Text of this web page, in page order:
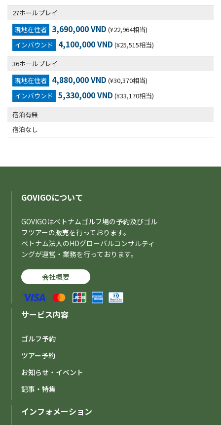
27ホールプレイ
現地在住者 3,690,000 VND (¥22,964相当)
インバウンド
4,100,000 VND (¥25,515相当)
36ホールプレイ
現地在住者 4,880,000 VND (¥30,370相当)
インバウンド
5,330,000 VND (¥33,170相当)
宿泊有無
宿泊なし
GOVIGOについて
GOVIGOはベトナムゴルフ場の予約及びゴル
フツアーの販売を行っております。
ベトナム法人のHDグローバルコンサルティ
ングが運営・業務を行っております。
会社概要
サービス内容
ゴルフ予約
ツアー予約
お知らせ・イベント
記事・特集
インフォメーション